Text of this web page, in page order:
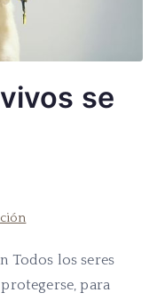
se
Todos los seres
para